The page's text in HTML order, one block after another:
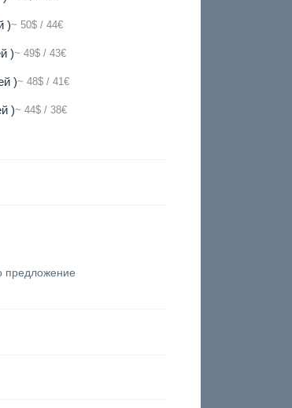
)~ 50$ / 44€
)~ 49$ / 43€
)~ 48$ / 41€
)~ 44$ / 38€
предложение